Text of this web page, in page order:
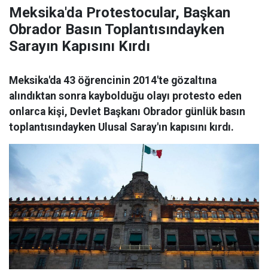
Meksika'da Protestocular, Başkan
Obrador Basın Toplantısındayken
Sarayın Kapısını Kırdı
Meksika'da 43 öğrencinin 2014'te gözaltına
alındıktan sonra kaybolduğu olayı protesto eden
onlarca kişi, Devlet Başkanı Obrador günlük basın
toplantısındayken Ulusal Saray'ın kapısını kırdı.